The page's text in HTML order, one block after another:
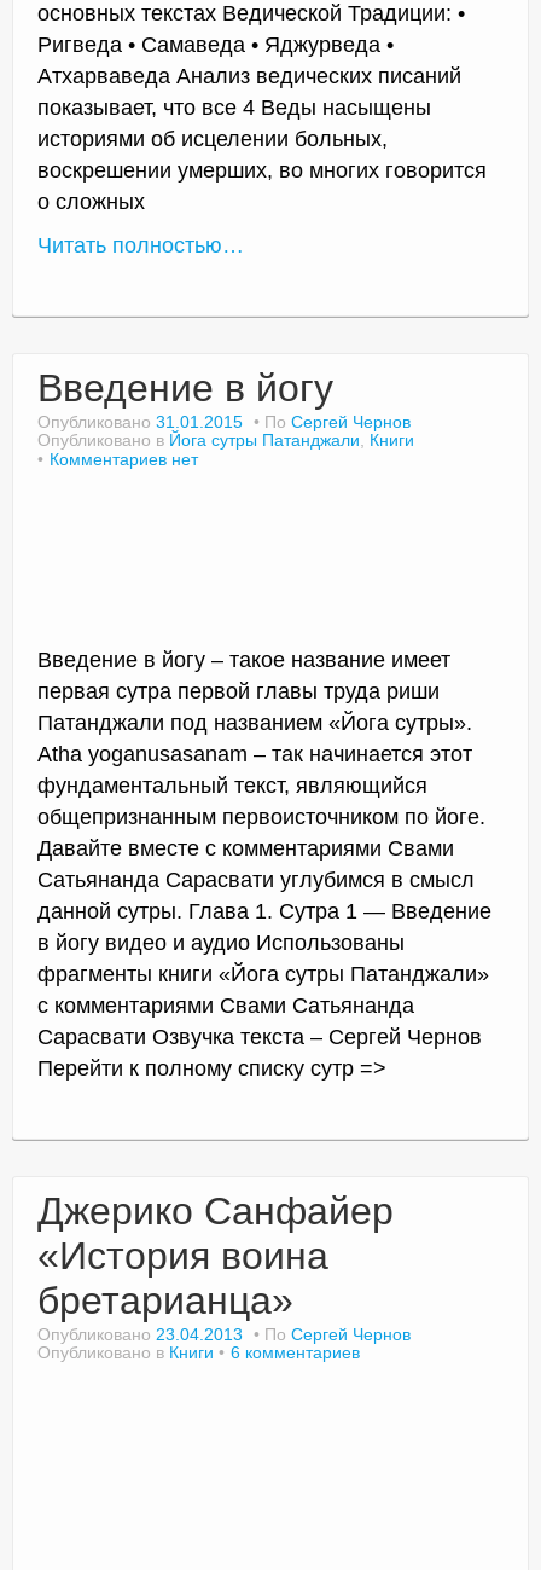
основных текстах Ведической Традиции: •
Ригведа • Самаведа • Яджурведа •
Атхарваведа Анализ ведических писаний
показывает, что все 4 Веды насыщены
историями об исцелении больных,
воскрешении умерших, во многих говорится
о сложных
Читать полностью…
Введение в йогу
Опубликовано 31.01.2015 По Сергей Чернов
Опубликовано в Йога сутры Патанджали
Книги
Комментариев нет
Введение в йогу – такое название имеет
первая сутра первой главы труда риши
Патанджали под названием «Йога сутры».
Аtha yoganusasanam – так начинается этот
фундаментальный текст, являющийся
общепризнанным первоисточником по йоге.
Давайте вместе с комментариями Свами
Сатьянанда Сарасвати углубимся в смысл
данной сутры. Глава 1. Сутра 1 — Введение
в йогу видео и аудио Использованы
фрагменты книги «Йога сутры Патанджали»
с комментариями Свами Сатьянанда
Сарасвати Озвучка текста – Сергей Чернов
Перейти к полному списку сутр =>
Джерико Санфайер
«История воина
бретарианца»
Опубликовано 23.04.2013 По Сергей Чернов
Опубликовано в Книги 6 комментариев